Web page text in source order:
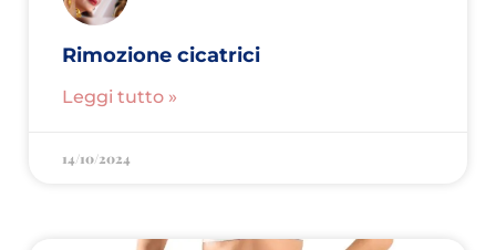
Rimozione cicatrici
Leggi tutto »
14/10/2024